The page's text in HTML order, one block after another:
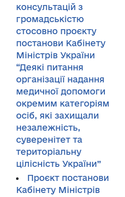
консультацій з
громадськістю
стосовно проєкту
постанови Кабінету
Міністрів України
“Деякі питання
організації надання
медичної допомоги
окремим категоріям
осіб, які захищали
незалежність,
суверенітет та
територіальну
цілісність України”
Проєкт постанови
Кабінету Міністрів